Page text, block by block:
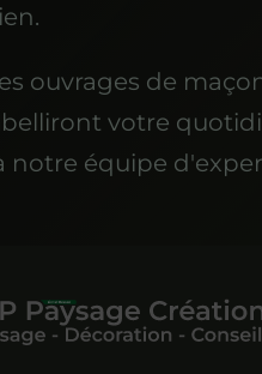
ouvrages de
votre
notre équipe